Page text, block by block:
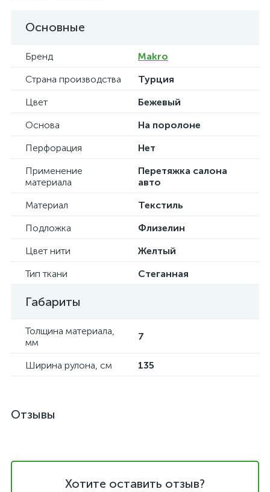
Основные
Бренд
Makro
Страна производства
Турция
Цвет
Бежевый
Основа
На поролоне
Перфорация
Нет
Применение
материала
Перетяжка салона
авто
Материал
Текстиль
Подложка
Флизелин
Цвет нити
Желтый
Тип ткани
Стеганная
Габариты
Толщина материала,
мм
7
Ширина рулона, см 135
Отзывы
Хотите оставить отзыв?